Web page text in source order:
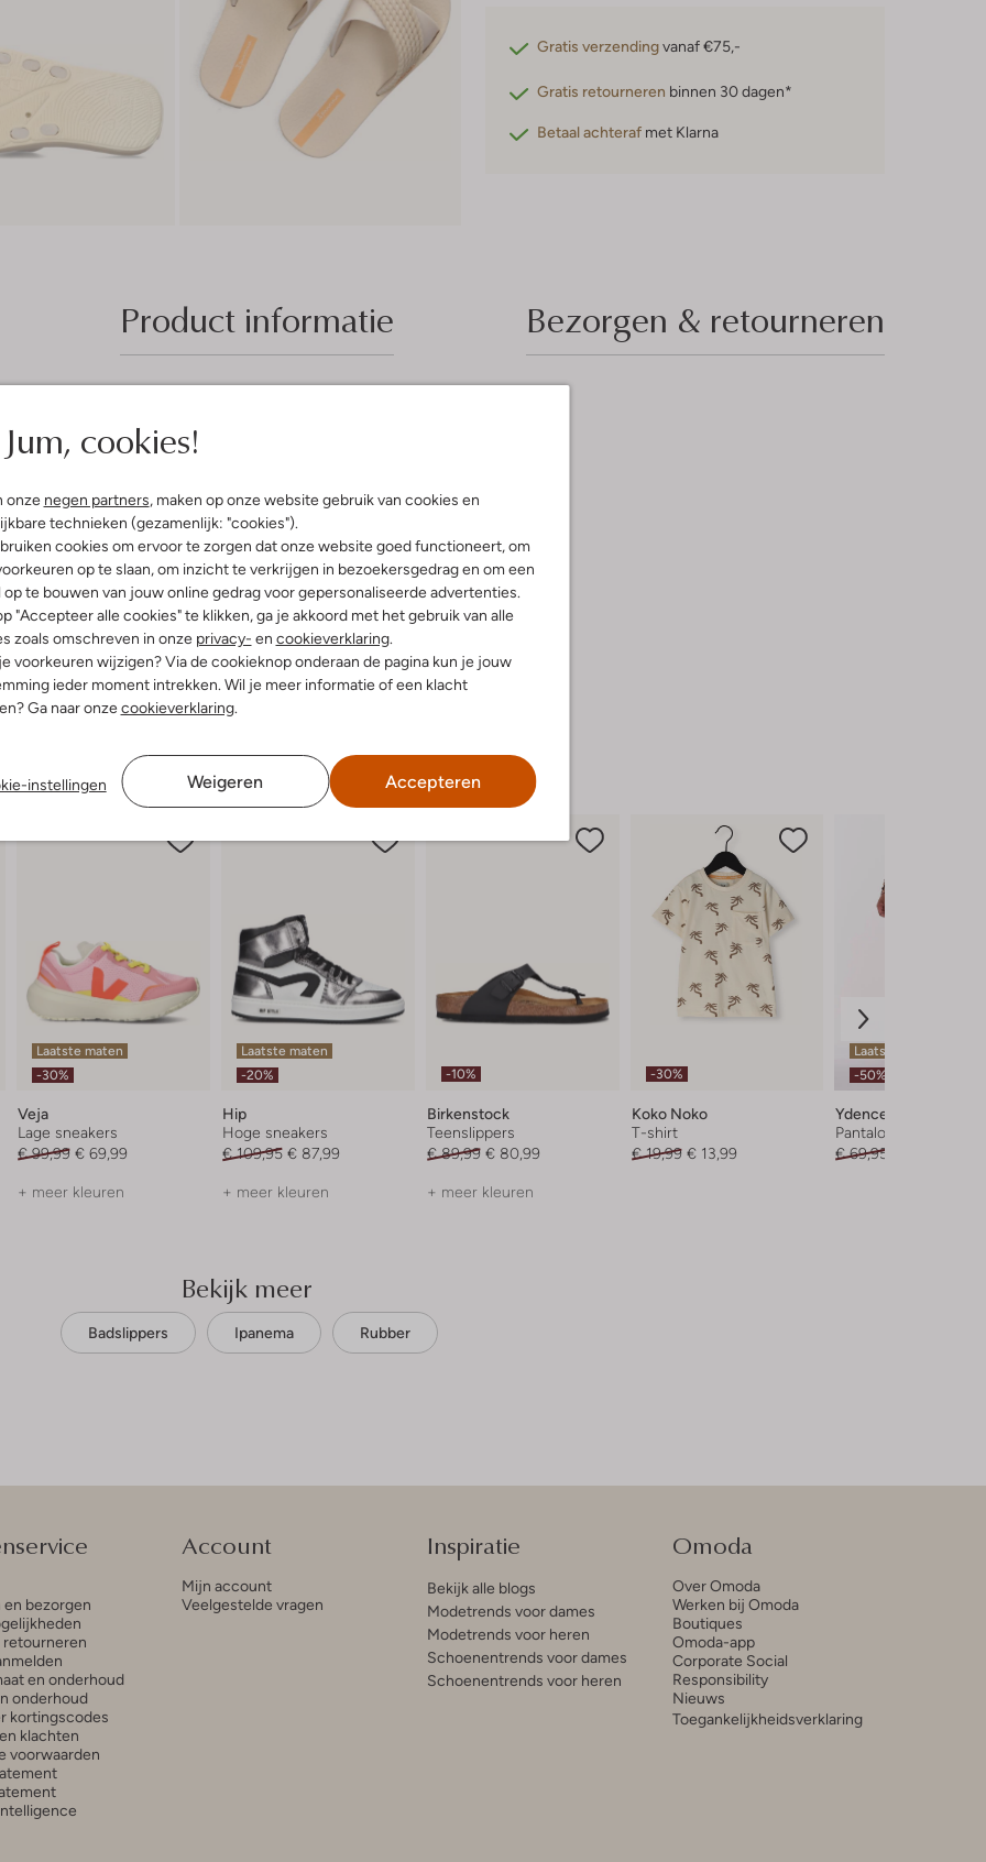
Jum, cookies!
onze negen partners, maken op onze website gebruik van cookies en
technieken (gezamenlijk: "cookies").
cookies om ervoor te zorgen dat onze website goed functioneert, om
op te slaan, om inzicht te verkrijgen in bezoekersgedrag en om een
op te bouwen van jouw online gedrag voor gepersonaliseerde advertenties.
"Accepteer alle cookies" te klikken, ga je akkoord met het gebruik van alle
zoals omschreven in onze privacy- en cookieverklaring.
voorkeuren wijzigen? Via de cookieknop onderaan de pagina kun je jouw
ieder moment intrekken. Wil je meer informatie of een klacht
Ga naar onzecookieverklaring.
instellingen Weigeren Accepteren
Gratis verzendingvanaf €75,-
Gratis retourneren binnen 30 dagen*
Betaal achteraf met Klarna
Product informatie Bezorgen & retourneren
Laatste maten
-30%
Veja
Lage sneakers
€ 99,99 € 69,99
+ meer kleuren
Laatste maten
-20%
Hip
Hoge sneakers
€ 109,95 € 87,99
+ meer kleuren
-10%
Birkenstock
Teenslippers
€ 89,99 € 80,99
+ meer kleuren
-30%
Koko Noko
T-shirt
€ 19,99 € 13,99
Laatste items
-50%
Ydence
Pantalon
€ 69,95
Bekijk meer
Badslippers Ipanema Rubber
en bezorgen
retourneren
en onderhoud
onderhoud
kortingscodes
klachten
voorwaarden
Account
Mijn account
Veelgestelde vragen
Inspiratie
Bekijk alle blogs
Modetrends voor dames
Modetrends voor heren
Schoenentrends voor dames
Schoenentrends voor heren
Omoda
Over Omoda
Werken bij Omoda
Boutiques
Omoda-app
Corporate Social
Responsibility
Nieuws
Toegankelijkheidsverklaring